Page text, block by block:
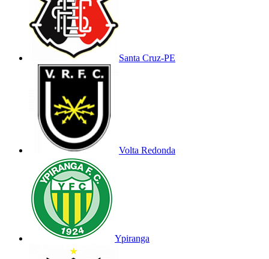
Santa Cruz-PE
Volta Redonda
Ypiranga